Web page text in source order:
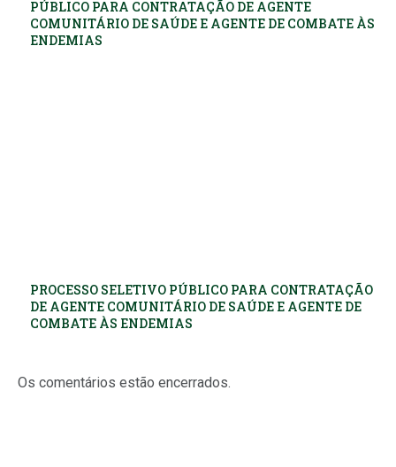
PÚBLICO PARA CONTRATAÇÃO DE AGENTE
COMUNITÁRIO DE SAÚDE E AGENTE DE COMBATE ÀS
ENDEMIAS
PROCESSO SELETIVO PÚBLICO PARA CONTRATAÇÃO
DE AGENTE COMUNITÁRIO DE SAÚDE E AGENTE DE
COMBATE ÀS ENDEMIAS
Os comentários estão encerrados.